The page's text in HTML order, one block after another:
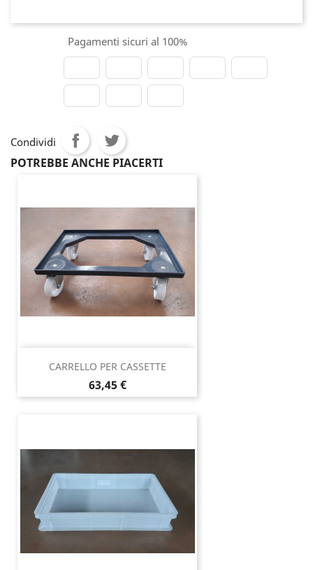
Pagamenti sicuri al 100%
Condividi
POTREBBE ANCHE PIACERTI
CARRELLO PER CASSETTE
Prezzo
63,45 €